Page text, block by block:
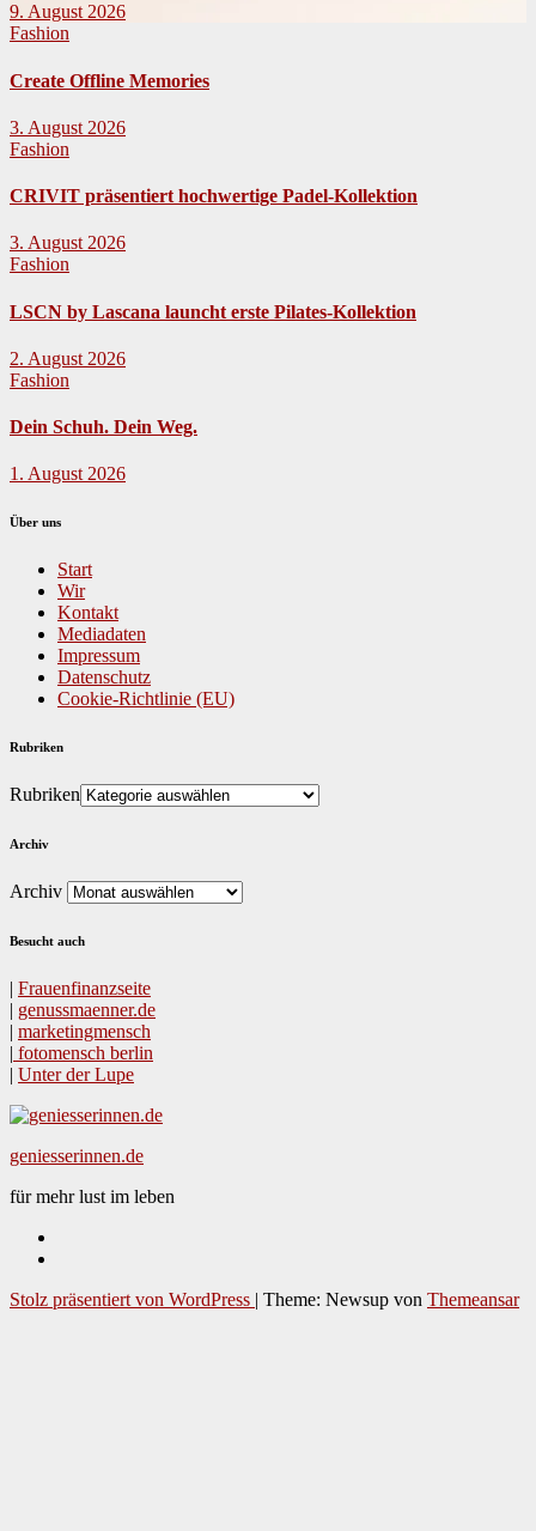
9. August 2026
Fashion
Create Offline Memories
3. August 2026
Fashion
CRIVIT präsentiert hochwertige Padel-Kollektion
3. August 2026
Fashion
LSCN by Lascana launcht erste Pilates-Kollektion
2. August 2026
Fashion
Dein Schuh. Dein Weg.
1. August 2026
Über uns
Start
Wir
Kontakt
Mediadaten
Impressum
Datenschutz
Cookie-Richtlinie (EU)
Rubriken
Rubriken
Archiv
Archiv
Besucht auch
| Frauen­fi­nanz­seite
| genussmaenner.de
| mar­ket­ing­men­sch
| fotomen­sch berlin
| Unter der Lupe
geniesserinnen.de
für mehr lust im leben
Stolz präsentiert von WordPress | Theme: Newsup von Themeansar